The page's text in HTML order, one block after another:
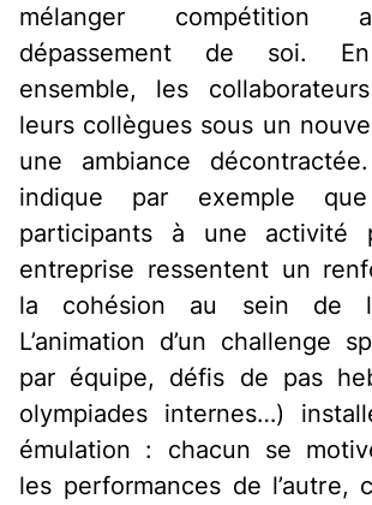
mélanger compétition
dépassement de soi.
ensemble, les
leurs collègues sous un
une ambiance
indique par exemple
participants à une activité
entreprise ressentent un
la cohésion au sein de
L’animation d’un challenge
par équipe, défis de pas
olympiades internes…)
émulation : chacun se
les performances de l’autre,